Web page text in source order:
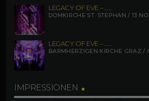
LEGACY OF EVE – ......
DOMKIRCHE ST. STEPHAN / 13
LEGACY OF EVE – ......
BARMHERZIGEN KIRCHE GRAZ /
IMPRESSIONEN